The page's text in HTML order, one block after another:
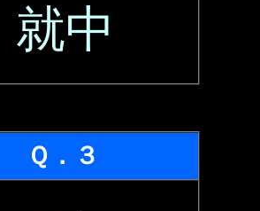
就中
Ｑ．３